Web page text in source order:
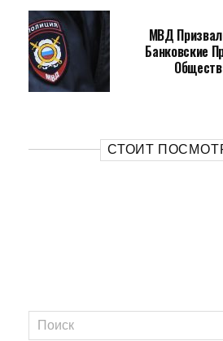
МВД
Банковские
СТОИТ